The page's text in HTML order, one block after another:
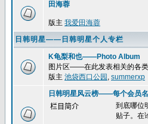
田海蓉
版主 我爱田海蓉
日韩明星——日韩明星个人专栏
K龟梨和也——Photo Album
图片区——在此发表相关的各
版主 池袋西口公园 , summerxp
日韩明星风云榜——每个会员
栏目简介
到底哪位
贴子。在